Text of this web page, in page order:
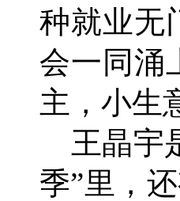
种就业无
会一同涌
主，小生
王晶宇
季”里，